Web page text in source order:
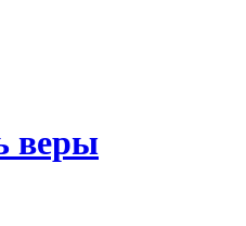
веры